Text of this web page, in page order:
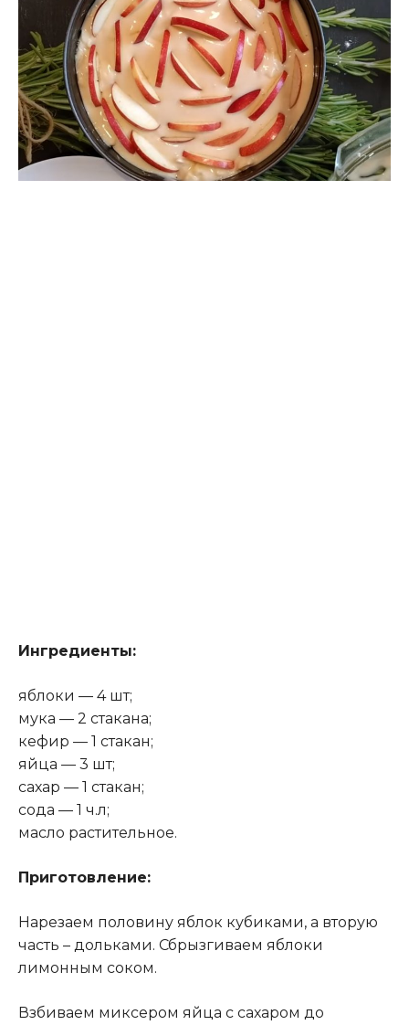
Ингредиенты:
яблоки — 4 шт;
мука — 2 стакана;
кефир — 1 стакан;
яйца — 3 шт;
сахар — 1 стакан;
сода — 1 ч.л;
масло растительное.
Приготовление:
Нарезаем половину яблок кубиками, а вторую
часть – дольками. Сбрызгиваем яблоки
лимонным соком.
Взбиваем миксером яйца с сахаром до